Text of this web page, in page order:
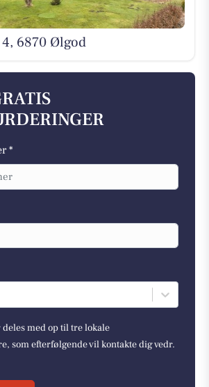
6870 Ølgod
*
med op til tre lokale
som efterfølgende vil kontakte dig vedr.